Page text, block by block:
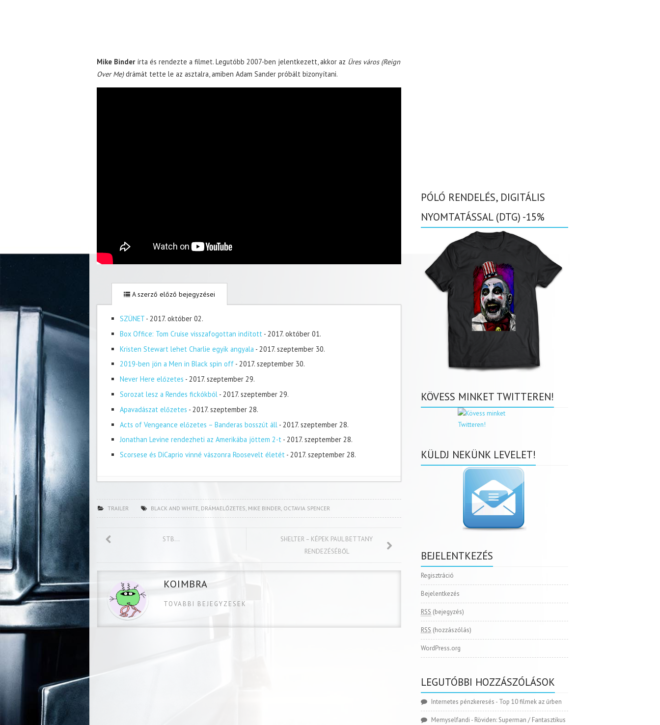
Mike Binderírta és rendezte a filmet. Legutóbb 2007-ben jelentkezett, akkor az Üres város (Reign
Over Me)drámát tette le az asztalra, amiben Adam Sander próbált bizonyítani.
A szerző előző bejegyzései
SZÜNET - 2017. október 02.
Box Office: Tom Cruise visszafogottan indított - 2017. október 01.
Kristen Stewart lehet Charlie egyik angyala - 2017. szeptember 30.
2019-ben jön a Men in Black spin off - 2017. szeptember 30.
Never Here előzetes - 2017. szeptember 29.
Sorozat lesz a Rendes fickókból - 2017. szeptember 29.
Apavadászat előzetes - 2017. szeptember 28.
Acts of Vengeance előzetes – Banderas bosszút áll - 2017. szeptember 28.
Jonathan Levine rendezheti az Amerikába jöttem 2-t - 2017. szeptember 28.
Scorsese és DiCaprio vinné vászonra Roosevelt életét - 2017. szeptember 28.
TRAILER BLACK AND WHITE, DRÁMAELŐZETES, MIKE BINDER, OCTAVIA SPENCER
STB…
SHELTER – KÉPEK PAUL BETTANY
RENDEZÉSÉBŐL
KOIMBRA
TOVABBI BEJEGYZESEK
PÓLÓ RENDELÉS, DIGITÁLIS
NYOMTATÁSSAL (DTG) -15%
KÖVESS MINKET TWITTEREN!
KÜLDJ NEKÜNK LEVELET!
BEJELENTKEZÉS
Regisztráció
Bejelentkezés
RSS (bejegyzés)
RSS (hozzászólás)
WordPress.org
LEGUTÓBBI HOZZÁSZÓLÁSOK
Internetes pénzkeresés - Top 10 filmek az űrben
Memyselfandi - Röviden: Superman / Fantasztikus